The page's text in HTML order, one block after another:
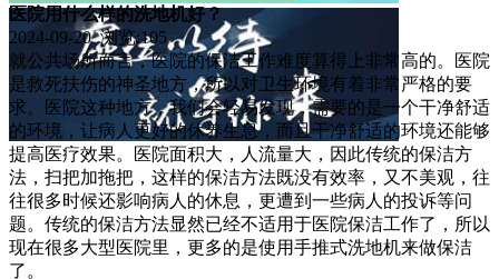
医院用什么样的洗地机好？
2024-09-20 浏览:105
就公共场所而言，医院的保洁工作难度算得上非常高的。医院
是救死扶伤的神圣地方，所以对卫生环境有着非常严格的要
求。医院这种地方，我们会轻易发现，需要的是一个干净舒适
的环境，让病人更好的休养生息，而且干净舒适的环境还能够
提高医疗效果。医院面积大，人流量大，因此传统的保洁方
法，扫把加拖把，这样的保洁方法既没有效率，又不美观，往
往很多时候还影响病人的休息，更遭到一些病人的投诉等问
题。传统的保洁方法显然已经不适用于医院保洁工作了，所以
现在很多大型医院里，更多的是使用手推式洗地机来做保洁
了。